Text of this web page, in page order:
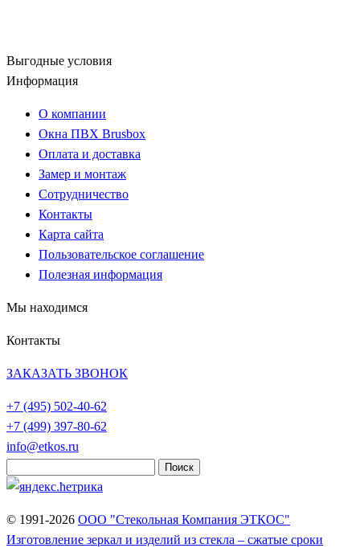
Выгодные условия
Информация
О компании
Окна ПВХ Brusbox
Оплата и доставка
Замер и монтаж
Сотрудничество
Контакты
Карта сайта
Пользовательское соглашение
Полезная информация
Мы находимся
Контакты
ЗАКАЗАТЬ ЗВОНОК
+7 (495) 502-40-62
+7 (499) 397-80-62
info@etkos.ru
© 1991-2026 ООО "Стекольная Компания ЭТКОС"
Изготовление зеркал и изделий из стекла – сжатые сроки